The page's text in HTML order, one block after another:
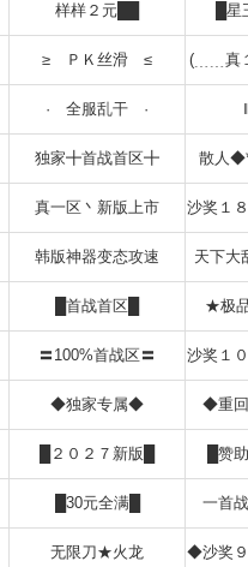
样样２元██ █
≥ ＰＫ丝滑 ≤ (﹍﹍真
· 全服乱干 ·
独家╋首战首区╋ 散人
真一区丶新版上市 沙奖１
韩版神器变态攻速 天下大
█首战首区█ ★极
〓100%首战区〓 沙奖１
◆独家专属◆ ◆重
█２０２７新版█ █赞
█30元全满█ 一首
无限刀★火龙 ◆沙奖